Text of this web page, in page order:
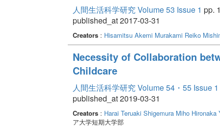
人間生活科学研究 Volume 53 Issue 1 pp.
published_at 2017-03-31
Creators: Hisamitsu Akemi Murakami Reiko
Necessity of Collaboration
Childcare
人間生活科学研究 Volume 54・55 Issue 1
published_at 2019-03-31
Creators: Harai Teruaki Shigemura Miho Hironaka
ア大学短期大学部